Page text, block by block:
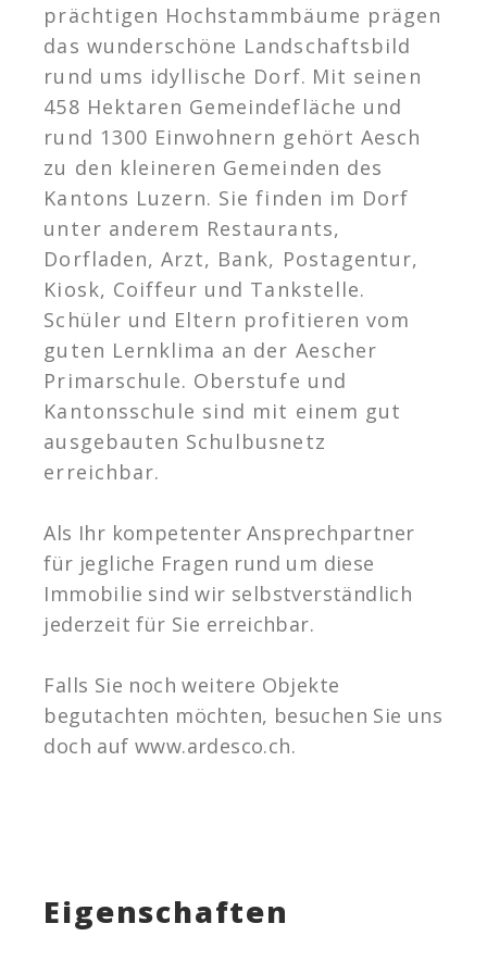
prächtigen Hochstammbäume prägen
das wunderschöne Landschaftsbild
rund ums idyllische Dorf. Mit seinen
458 Hektaren Gemeindefläche und
rund 1300 Einwohnern gehört Aesch
zu den kleineren Gemeinden des
Kantons Luzern. Sie finden im Dorf
unter anderem Restaurants,
Dorfladen, Arzt, Bank, Postagentur,
Kiosk, Coiffeur und Tankstelle.
Schüler und Eltern profitieren vom
guten Lernklima an der Aescher
Primarschule. Oberstufe und
Kantonsschule sind mit einem gut
ausgebauten Schulbusnetz
erreichbar.
Als Ihr kompetenter Ansprechpartner
für jegliche Fragen rund um diese
Immobilie sind wir selbstverständlich
jederzeit für Sie erreichbar.
Falls Sie noch weitere Objekte
begutachten möchten, besuchen Sie uns
doch auf www.ardesco.ch.
Eigenschaften